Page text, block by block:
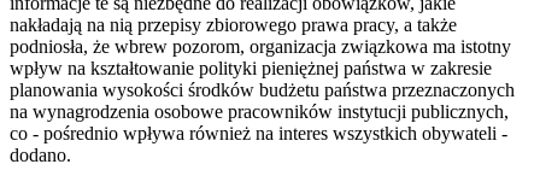
nakładają na nią przepisy zbiorowego prawa pracy, a także
podniosła, że wbrew pozorom, organizacja związkowa ma istotny
wpływ na kształtowanie polityki pieniężnej państwa w zakresie
planowania wysokości środków budżetu państwa przeznaczonych
na wynagrodzenia osobowe pracowników instytucji publicznych,
co - pośrednio wpływa również na interes wszystkich obywateli -
dodano.